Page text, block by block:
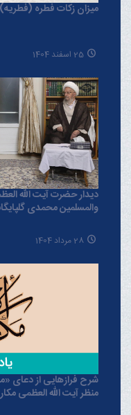
میزان زکات فطره (فطریه)
25 اسفند 1404
دیدار حضرت آیت الله
والمسلمین محمدی
28 مرداد 1404
شرح فرازهایی از دعای
منظر آیت الله العظمی